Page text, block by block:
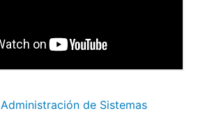
Administración de Sistemas